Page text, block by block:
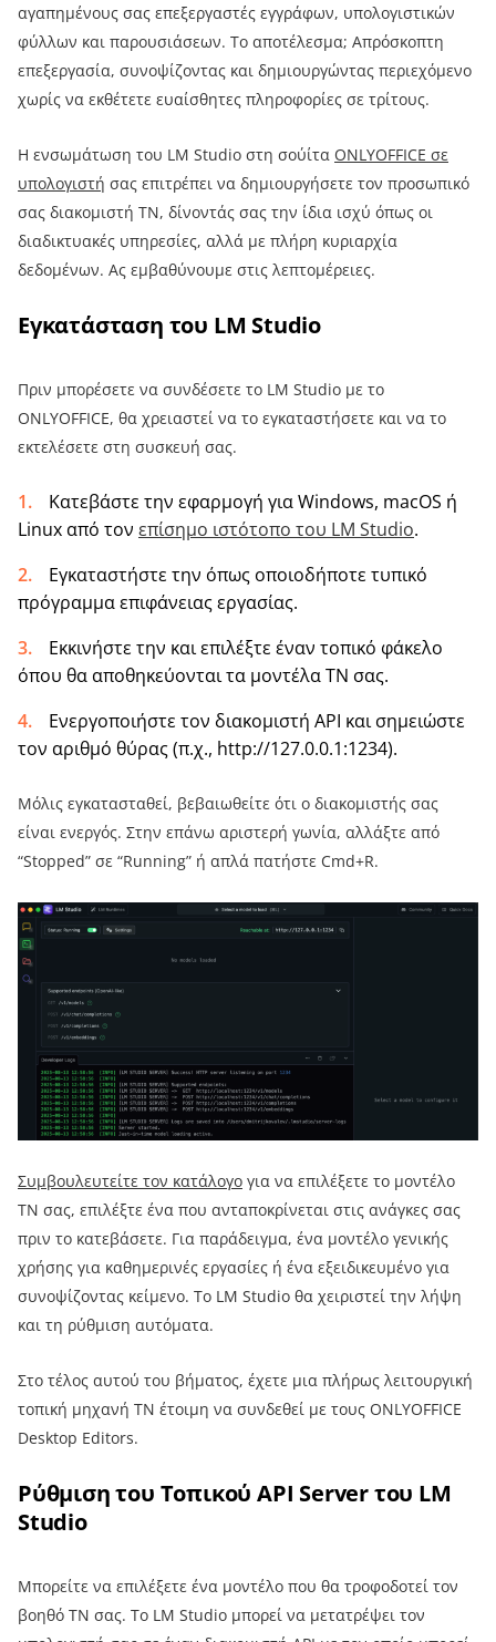
αγαπημένους σας επεξεργαστές εγγράφων, υπολογιστικών
φύλλων και παρουσιάσεων. Το αποτέλεσμα; Απρόσκοπτη
επεξεργασία, συνοψίζοντας και δημιουργώντας περιεχόμενο
χωρίς να εκθέτετε ευαίσθητες πληροφορίες σε τρίτους.
Η ενσωμάτωση του LM Studio στη σούίτα ONLYOFFICE σε
υπολογιστή σας επιτρέπει να δημιουργήσετε τον προσωπικό
σας διακομιστή ΤΝ, δίνοντάς σας την ίδια ισχύ όπως οι
διαδικτυακές υπηρεσίες, αλλά με πλήρη κυριαρχία
δεδομένων. Ας εμβαθύνουμε στις λεπτομέρειες.
Εγκατάσταση του LM Studio
Πριν μπορέσετε να συνδέσετε το LM Studio με το
ONLYOFFICE, θα χρειαστεί να το εγκαταστήσετε και να το
εκτελέσετε στη συσκευή σας.
Κατεβάστε την εφαρμογή για Windows, macOS ή
Linux από τον επίσημο ιστότοπο του LM Studio.
Εγκαταστήστε την όπως οποιοδήποτε τυπικό
πρόγραμμα επιφάνειας εργασίας.
Εκκινήστε την και επιλέξτε έναν τοπικό φάκελο
όπου θα αποθηκεύονται τα μοντέλα ΤΝ σας.
Ενεργοποιήστε τον διακομιστή API και σημειώστε
τον αριθμό θύρας (π.χ., http://127.0.0.1:1234).
Μόλις εγκατασταθεί, βεβαιωθείτε ότι ο διακομιστής σας
είναι ενεργός. Στην επάνω αριστερή γωνία, αλλάξτε από
“Stopped” σε “Running” ή απλά πατήστε Cmd+R.
Συμβουλευτείτε τον κατάλογο για να επιλέξετε το μοντέλο
ΤΝ σας, επιλέξτε ένα που ανταποκρίνεται στις ανάγκες σας
πριν το κατεβάσετε. Για παράδειγμα, ένα μοντέλο γενικής
χρήσης για καθημερινές εργασίες ή ένα εξειδικευμένο για
συνοψίζοντας κείμενο. Το LM Studio θα χειριστεί την λήψη
και τη ρύθμιση αυτόματα.
Στο τέλος αυτού του βήματος, έχετε μια πλήρως λειτουργική
τοπική μηχανή ΤΝ έτοιμη να συνδεθεί με τους ONLYOFFICE
Desktop Editors.
Ρύθμιση του Τοπικού API Server του LM
Studio
Μπορείτε να επιλέξετε ένα μοντέλο που θα τροφοδοτεί τον
βοηθό ΤΝ σας. Το LM Studio μπορεί να μετατρέψει τον